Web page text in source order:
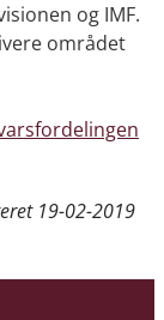
og IMF.
området
19-02-2019